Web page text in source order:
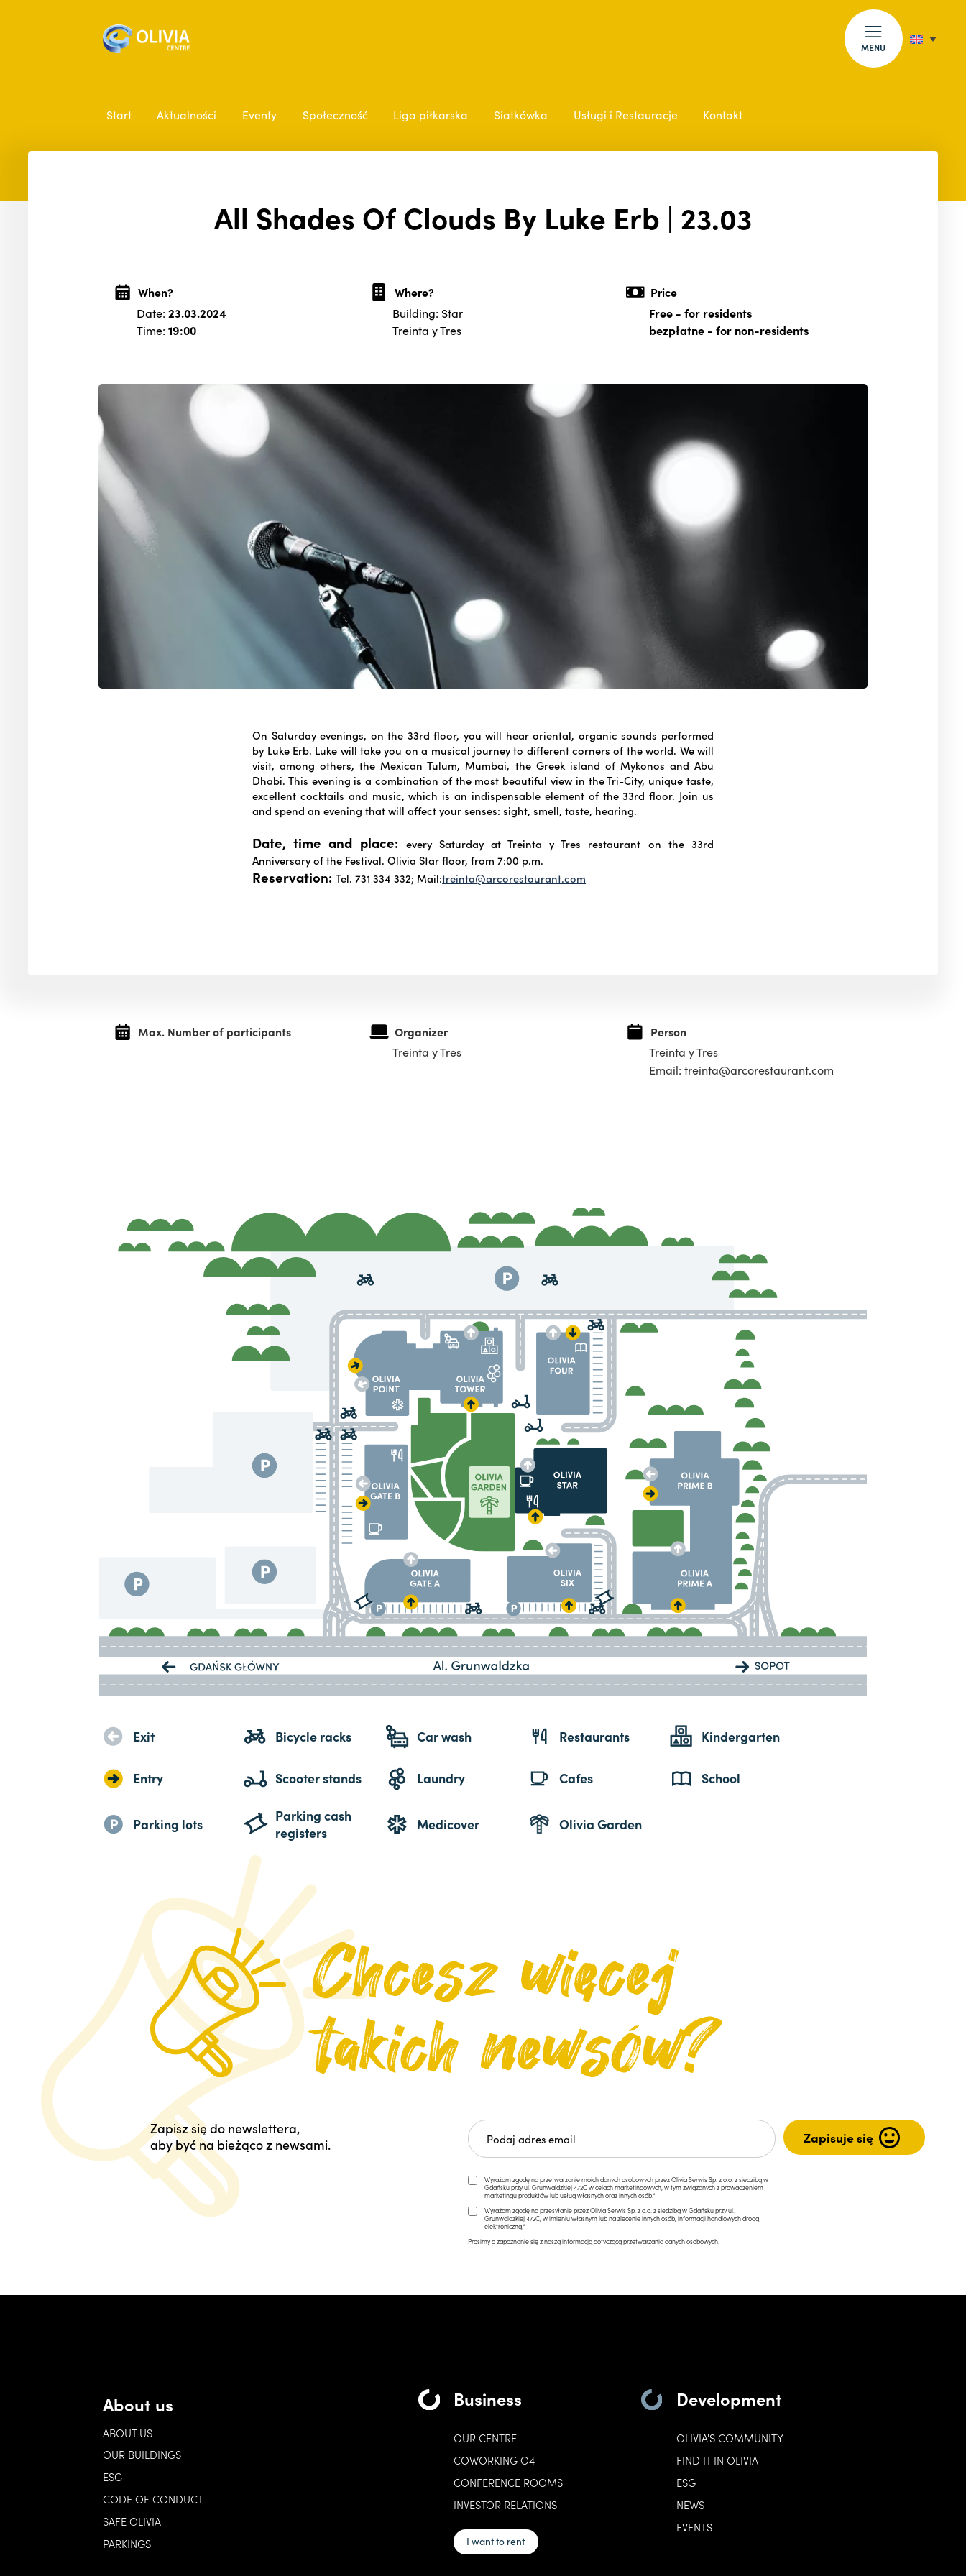
MENU
Start Aktualności Eventy Społeczność Liga piłkarska Siatkówka Usługi i Restauracje Kontakt
All Shades Of Clouds By Luke Erb | 23.03
When?
Date: 23.03.2024
Time: 19:00
Where?
Building: Star
Treinta y Tres
Price
Free- for residents
bezpłatne- for non-residents
On Saturday evenings, on the 33rd floor, you will hear oriental, organic sounds performed
by Luke Erb. Luke will take you on a musical journey to different corners of the world. We will
visit, among others, the Mexican Tulum, Mumbai, the Greek island of Mykonos and Abu
Dhabi. This evening is a combination of the most beautiful view in the Tri-City, unique taste,
excellent cocktails and music, which is an indispensable element of the 33rd floor. Join us
and spend an evening that will affect your senses: sight, smell, taste, hearing.
Date, time and place: every Saturday at Treinta y Tres restaurant on the 33rd
Anniversary of the Festival. Olivia Star floor, from 7:00 p.m.
Reservation: Tel. 731 334 332; Mail:treinta@arcorestaurant.com
Max. Number of participants
Organizer
Treinta y Tres
Person
Treinta y Tres
Email: treinta@arcorestaurant.com
Exit Bicycle racks Car wash Restaurants Kindergarten
Entry Scooter stands Laundry Cafes School
Parking lots
Parking cash
registers
Medicover Olivia Garden
Zapisz się do newslettera,
aby być na bieżąco z newsami.
Wyrażam zgodę na przetwarzanie moich danych osobowych przez Olivia Serwis Sp. z o.o. z siedzibą w
Gdańsku przy ul. Grunwaldzkiej 472C w celach marketingowych, w tym związanych z prowadzeniem
marketingu produktów lub usług własnych oraz innych osób.*
Wyrażam zgodę na przesyłanie przez Olivia Serwis Sp. z o.o. z siedzibą w Gdańsku przy ul.
Grunwaldzkiej 472C, w imieniu własnym lub na zlecenie innych osób, informacji handlowych drogą
elektroniczną.*
Prosimy o zapoznanie się z nasząinformacją dotyczącą przetwarzania danych osobowych.
About us
ABOUT US
OUR BUILDINGS
ESG
CODE OF CONDUCT
SAFE OLIVIA
PARKINGS
Business
OUR CENTRE
COWORKING O4
CONFERENCE ROOMS
INVESTOR RELATIONS
I want to rent
Development
OLIVIA'S COMMUNITY
FIND IT IN OLIVIA
ESG
NEWS
EVENTS